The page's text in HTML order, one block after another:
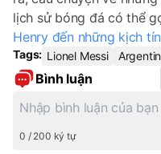
lịch sử bóng đá có thể
Henry đến những kịch
Tags: Lionel Messi
Bình luận
0 / 200 ký tự